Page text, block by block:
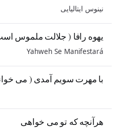
نینوس ایتالیایی
یهوه رافا ( جلالت ملموس
Yahweh Se Manifestará
با مهرت سویم آمدی ( می
هرآنچه که تو می خواهی